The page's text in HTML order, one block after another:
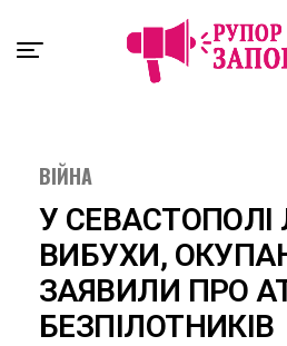
ВІЙНА
У
ВИБУХИ,
ЗАЯВИЛИ ПРО
БЕЗПІЛОТНИКІВ
Exit mobile